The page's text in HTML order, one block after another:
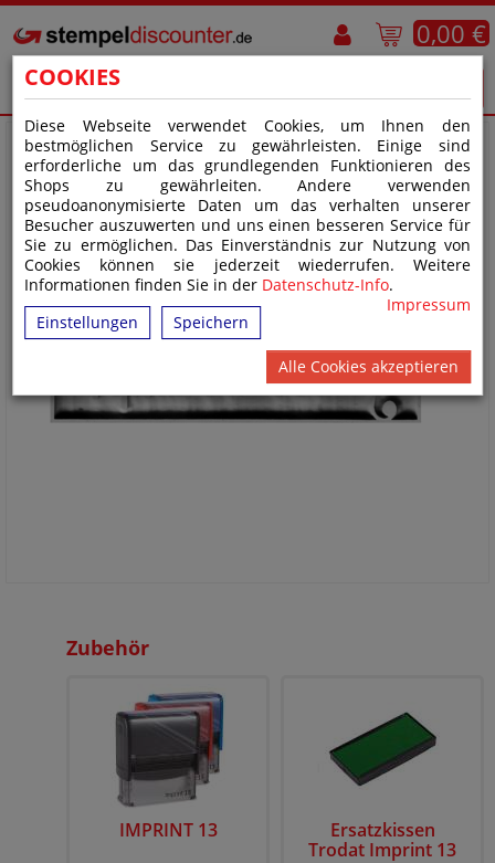
COOKIES
Diese Webseite verwendet Cookies, um Ihnen den
bestmöglichen Service zu gewährleisten. Einige sind
erforderliche um das grundlegenden Funktionieren des
Shops zu gewährleiten. Andere verwenden
pseudoanonymisierte Daten um das verhalten unserer
Besucher auszuwerten und uns einen besseren Service für
Sie zu ermöglichen. Das Einverständnis zur Nutzung von
Cookies können sie jederzeit wiederrufen. Weitere
Informationen finden Sie in der Datenschutz-Info.
Impressum
Einstellungen
Speichern
Alle Cookies akzeptieren
0,00 €
Zubehör
IMPRINT 13
Ersatzkissen
Trodat Imprint 13